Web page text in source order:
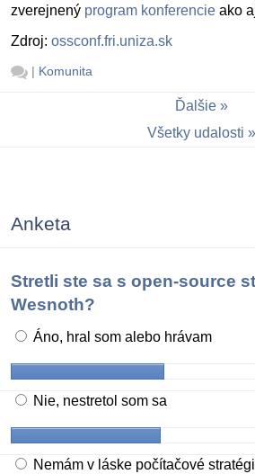
zverejnený program konferencie ako
Zdroj: ossconf.fri.uniza.sk
| Komunita
Ďalšie
Všetky udalosti
Anketa
Stretli ste sa s open-source
Wesnoth?
Áno, hral som alebo hrávam
Nie, nestretol som sa
Nemám v láske počítačové